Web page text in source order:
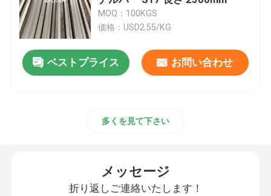
冷間圧延されたステンレス鋼 シート
つや出しのステンレス鋼の版
ステンレス鋼の溶接された管
MOQ：100KGS
価格：USD2.55/KG
ベストプライス お問い合わせ
多くを見て下さい
メッセージ
折り返しご連絡いたします！